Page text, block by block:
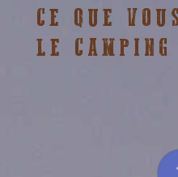
CE QUE
LE CAMPING